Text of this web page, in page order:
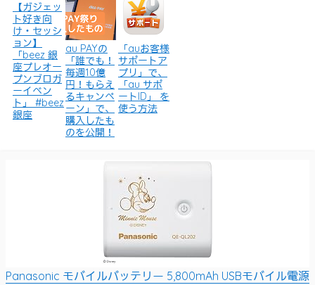
【ガジェッ
ト好き向
け・セッシ
ョン】
「beez 銀
座プレオー
プンブロガ
ーイベン
ト」 #beez
銀座
au PAYの
「誰でも！
毎週10億
円！もらえ
るキャンペ
ーン」で、
購入したも
のを公開！
「auお客様
サポートア
プリ」で、
「au サポ
ートID」 を
使う方法
Panasonic モバイルバッテリー 5,800mAh USBモバイル電源